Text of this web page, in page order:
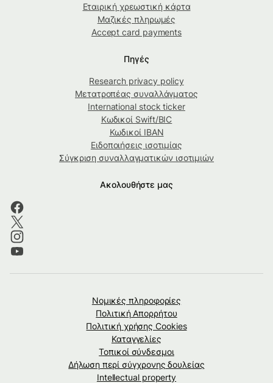
Εταιρική χρεωστική κάρτα
Μαζικές πληρωμές
Accept card payments
Πηγές
Research privacy policy
Μετατροπέας συναλλάγματος
International stock ticker
Κωδικοί Swift/BIC
Κωδικοί IBAN
Ειδοποιήσεις ισοτιμίας
Σύγκριση συναλλαγματικών ισοτιμιών
Ακολουθήστε μας
Νομικές πληροφορίες
Πολιτική Απορρήτου
Πολιτική χρήσης Cookies
Καταγγελίες
Τοπικοί σύνδεσμοι
Δήλωση περί σύγχρονης δουλείας
Intellectual property